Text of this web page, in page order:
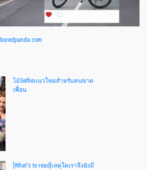
boredpanda.com
ไม้Selfieเเนวใหม่สำหรับคนขาด
เพื่อน
[What's to read]เหตุใดเราจึงยังมี